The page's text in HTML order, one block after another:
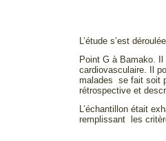
L’étude s’est
Point G à Bamako.
cardiovasculaire. Il
malades se fait soit
rétrospective et
L’échantillon était
remplissant les